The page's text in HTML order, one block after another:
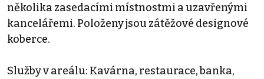
několika zasedacími místnostmi a uzavřenými
kancelářemi. Položeny jsou zátěžové designové
koberce.
Služby v areálu: Kavárna, restaurace, banka,